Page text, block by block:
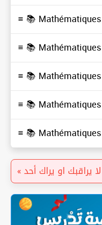
≡ 📚
≡ 📚
≡ 📚
≡ 📚
≡ 📚
او يراك أحد »